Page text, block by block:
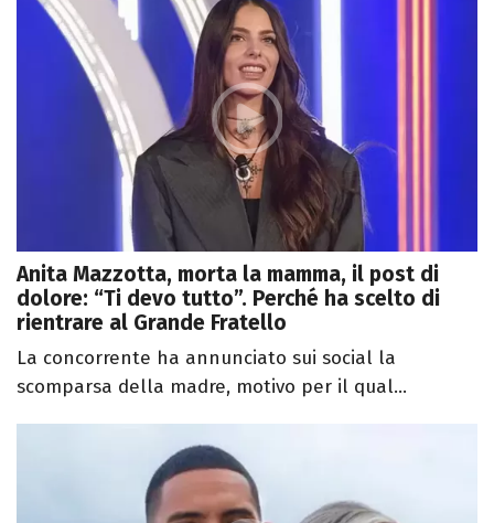
Anita Mazzotta, morta la mamma, il post di
dolore: “Ti devo tutto”. Perché ha scelto di
rientrare al Grande Fratello
La concorrente ha annunciato sui social la
scomparsa della madre, motivo per il qual...